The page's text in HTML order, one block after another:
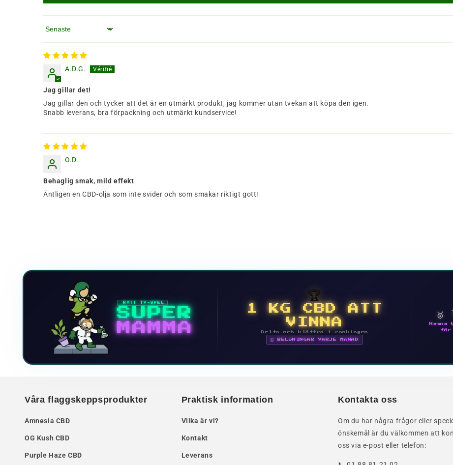
Sortera efter
A.D.G.
Jag gillar det!
Jag gillar den och tycker att det är en utmärkt produkt, jag kommer utan tvekan att köpa den igen.
Snabb leverans, bra förpackning och utmärkt kundservice!
O.D.
Behaglig smak, mild effekt
Äntligen en CBD-olja som inte svider och som smakar riktigt gott!
NYTT TV-SPEL
SUPER
MAMMA
🏆
1 KG CBD ATT
VINNA
Delta och klättra i rankingen
🗓 BELÖNINGAR VARJE MÅNAD
🥇
för
Våra flaggskeppsprodukter
Amnesia CBD
OG Kush CBD
Purple Haze CBD
Praktisk information
Vilka är vi?
Kontakt
Leverans
Kontakta oss
Om du har några frågor eller
önskemål är du välkommen att
oss via e-post eller telefon: